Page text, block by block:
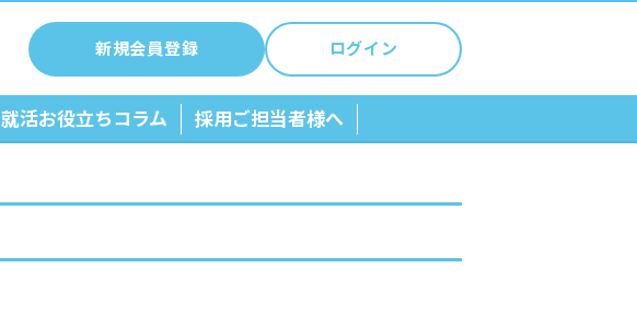
新規会員登録 ログイン
就活お役立ちコラム 採用ご担当者様へ